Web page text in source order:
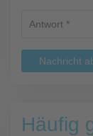
Nachricht
Häufig